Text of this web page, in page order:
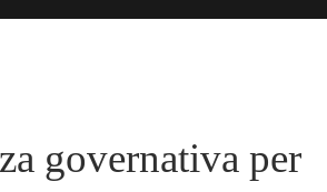
governativa per